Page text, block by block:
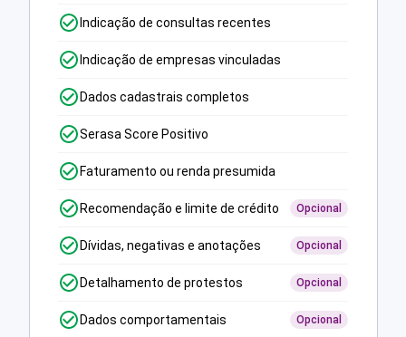
Indicação de consultas recentes
Indicação de empresas vinculadas
Dados cadastrais completos
Serasa Score Positivo
Faturamento ou renda presumida
Recomendação e limite de crédito Opcional
Dívidas, negativas e anotações Opcional
Detalhamento de protestos Opcional
Dados comportamentais Opcional